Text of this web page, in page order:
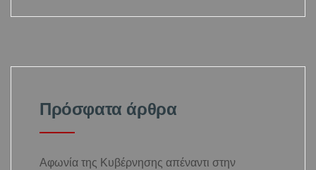
Πρόσφατα άρθρα
Αφωνία της Κυβέρνησης απέναντι στην